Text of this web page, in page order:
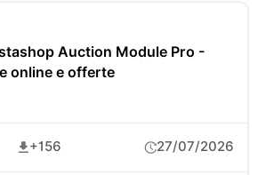
Auction Module Pro -
online e offerte
+156 27/07/2026